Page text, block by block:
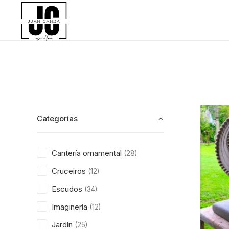
Categorías
Cantería ornamental (28)
Cruceiros (12)
Escudos (34)
Imaginería (12)
Jardín (25)